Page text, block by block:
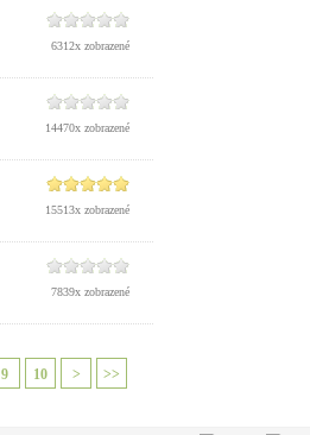
6312x zobrazené
14470x zobrazené
15513x zobrazené
7839x zobrazené
9 10 > >>